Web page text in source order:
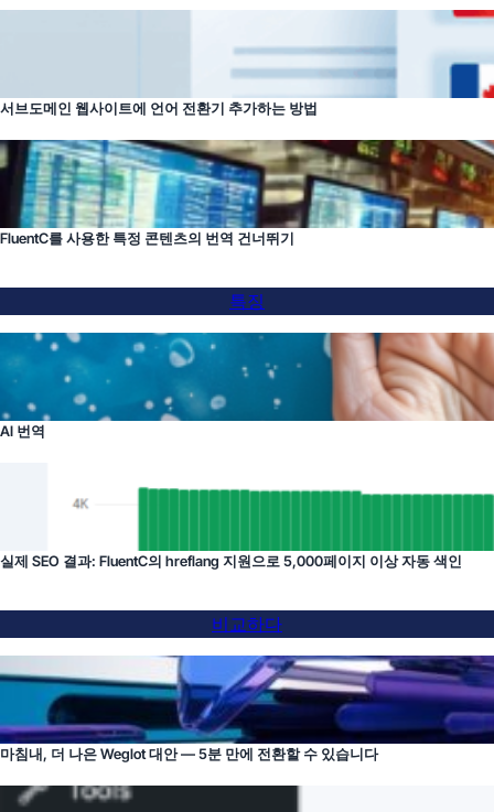
서브도메인 웹사이트에 언어 전환기 추가하는 방법
FluentC를 사용한 특정 콘텐츠의 번역 건너뛰기
특징
AI 번역
실제 SEO 결과: FluentC의 hreflang 지원으로 5,000페이지 이상 자동 색인
비교하다
마침내, 더 나은 Weglot 대안 — 5분 만에 전환할 수 있습니다